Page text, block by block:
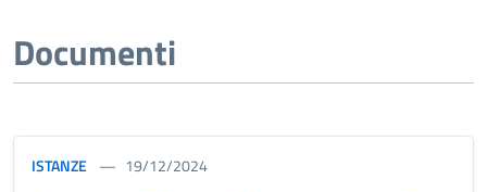
Documenti
ISTANZE 19/12/2024